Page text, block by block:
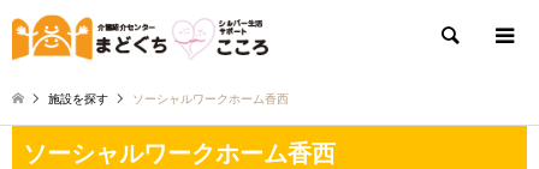
検索
施設を探す ソーシャルワークホーム香西
ソーシャルワークホーム香西